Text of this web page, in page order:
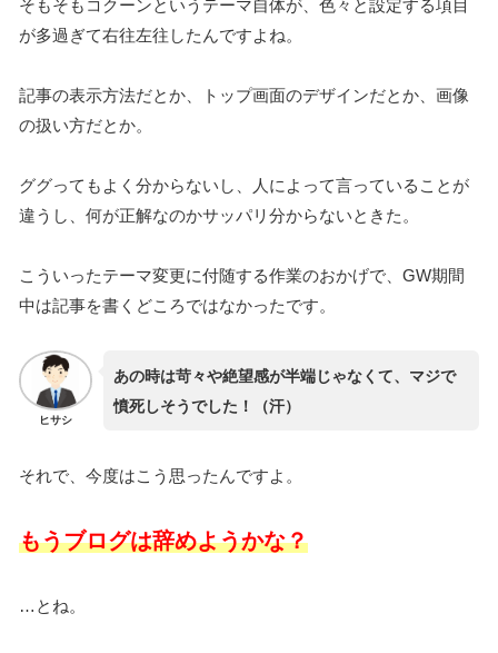
そもそもコクーンというテーマ自体が、色々と設定する項目
が多過ぎて右往左往したんですよね。
記事の表示方法だとか、トップ画面のデザインだとか、画像
の扱い方だとか。
ググってもよく分からないし、人によって言っていることが
違うし、何が正解なのかサッパリ分からないときた。
こういったテーマ変更に付随する作業のおかげで、GW期間
中は記事を書くどころではなかったです。
ヒサシ
あの時は苛々や絶望感が半端じゃなくて、マジで
憤死しそうでした！（汗）
それで、今度はこう思ったんですよ。
もうブログは辞めようかな？
…とね。